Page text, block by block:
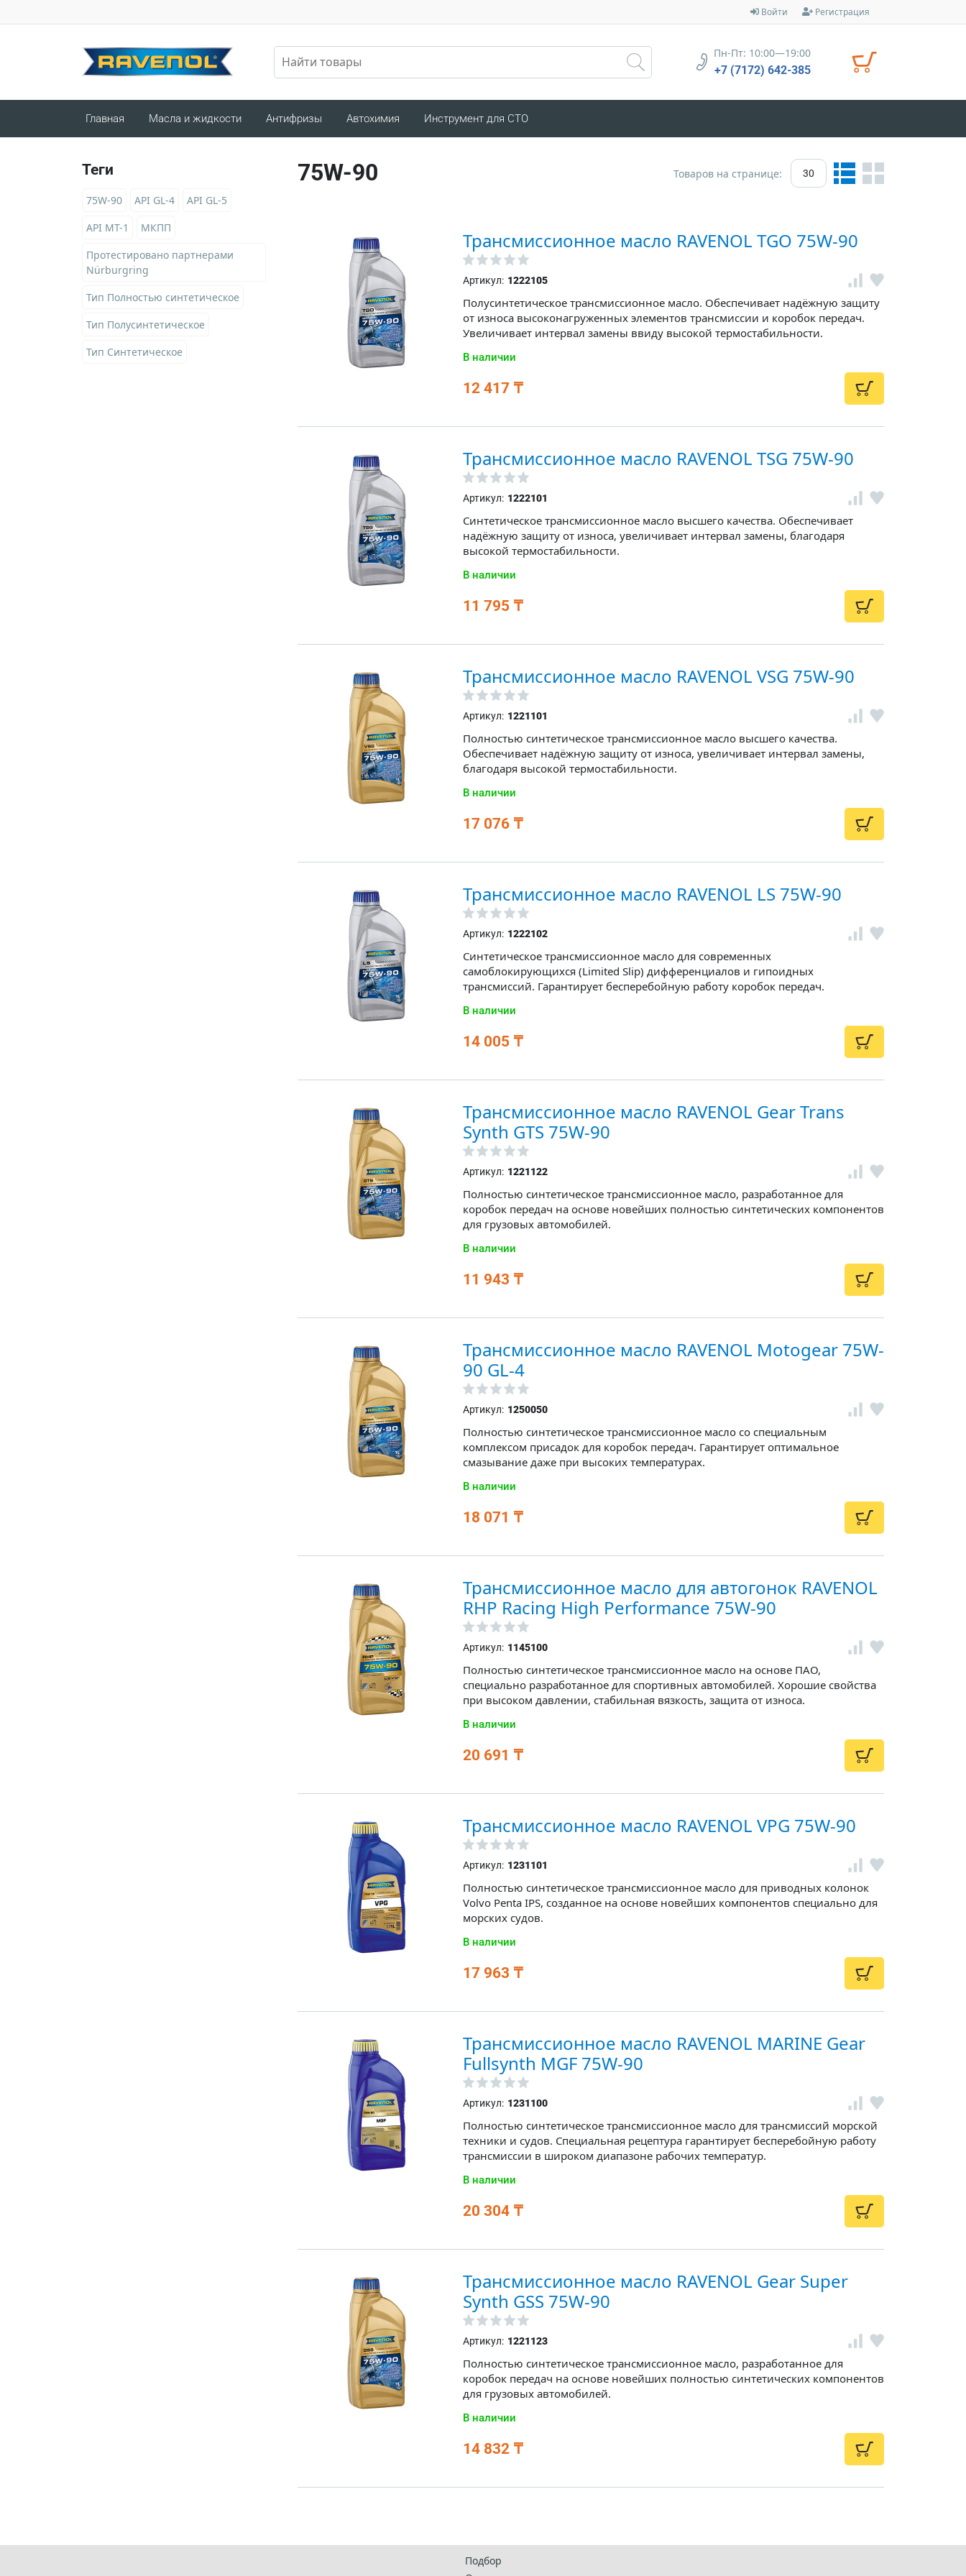
Войти Регистрация
Пн-Пт: 10:00—19:00
+7 (7172) 642-385
Главная Масла и жидкости Антифризы Автохимия Инструмент для СТО
Теги
75W-90 API GL-4
API GL-5
API MT-1
МКПП
Протестировано партнерами
Nürburgring
Тип Полностью синтетическое
Тип Полусинтетическое
Тип Синтетическое
75W-90 Товаров на странице: 30
Трансмиссионное масло RAVENOL TGO 75W-90
Артикул: 1222105
Полусинтетическое трансмиссионное масло. Обеспечивает надёжную защиту
от износа высоконагруженных элементов трансмиссии и коробок передач.
Увеличивает интервал замены ввиду высокой термостабильности.
В наличии
12 417 ₸
Трансмиссионное масло RAVENOL TSG 75W-90
Артикул: 1222101
Синтетическое трансмиссионное масло высшего качества. Обеспечивает
надёжную защиту от износа, увеличивает интервал замены, благодаря
высокой термостабильности.
В наличии
11 795 ₸
Трансмиссионное масло RAVENOL VSG 75W-90
Артикул: 1221101
Полностью синтетическое трансмиссионное масло высшего качества.
Обеспечивает надёжную защиту от износа, увеличивает интервал замены,
благодаря высокой термостабильности.
В наличии
17 076 ₸
Трансмиссионное масло RAVENOL LS 75W-90
Артикул: 1222102
Синтетическое трансмиссионное масло для современных
самоблокирующихся (Limited Slip) дифференциалов и гипоидных
трансмиссий. Гарантирует бесперебойную работу коробок передач.
В наличии
14 005 ₸
Трансмиссионное масло RAVENOL Gear Trans
Synth GTS 75W-90
Артикул: 1221122
Полностью синтетическое трансмиссионное масло, разработанное для
коробок передач на основе новейших полностью синтетических компонентов
для грузовых автомобилей.
В наличии
11 943 ₸
Трансмиссионное масло RAVENOL Motogear 75W-
90 GL-4
Артикул: 1250050
Полностью синтетическое трансмиссионное масло со специальным
комплексом присадок для коробок передач. Гарантирует оптимальное
смазывание даже при высоких температурах.
В наличии
18 071 ₸
Трансмиссионное масло для автогонок RAVENOL
RHP Racing High Performance 75W-90
Артикул: 1145100
Полностью синтетическое трансмиссионное масло на основе ПАО,
специально разработанное для спортивных автомобилей. Хорошие свойства
при высоком давлении, стабильная вязкость, защита от износа.
В наличии
20 691 ₸
Трансмиссионное масло RAVENOL VPG 75W-90
Артикул: 1231101
Полностью синтетическое трансмиссионное масло для приводных колонок
Volvo Penta IPS, созданное на основе новейших компонентов специально для
морских судов.
В наличии
17 963 ₸
Трансмиссионное масло RAVENOL MARINE Gear
Fullsynth MGF 75W-90
Артикул: 1231100
Полностью синтетическое трансмиссионное масло для трансмиссий морской
техники и судов. Специальная рецептура гарантирует бесперебойную работу
трансмиссии в широком диапазоне рабочих температур.
В наличии
20 304 ₸
Трансмиссионное масло RAVENOL Gear Super
Synth GSS 75W-90
Артикул: 1221123
Полностью синтетическое трансмиссионное масло, разработанное для
коробок передач на основе новейших полностью синтетических компонентов
для грузовых автомобилей.
В наличии
14 832 ₸
Подбор